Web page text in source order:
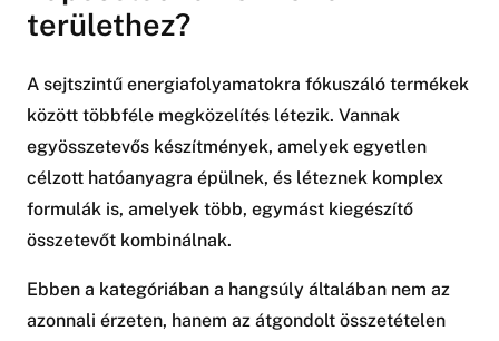
területhez?
A sejtszintű energiafolyamatokra fókuszáló termékek
között többféle megközelítés létezik. Vannak
egyösszetevős készítmények, amelyek egyetlen
célzott hatóanyagra épülnek, és léteznek komplex
formulák is, amelyek több, egymást kiegészítő
összetevőt kombinálnak.
Ebben a kategóriában a hangsúly általában nem az
azonnali érzeten, hanem az átgondolt összetételen